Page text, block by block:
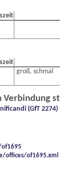
groß, schmal
Verbindung
(GfT 2274)
offices/of1695.xml